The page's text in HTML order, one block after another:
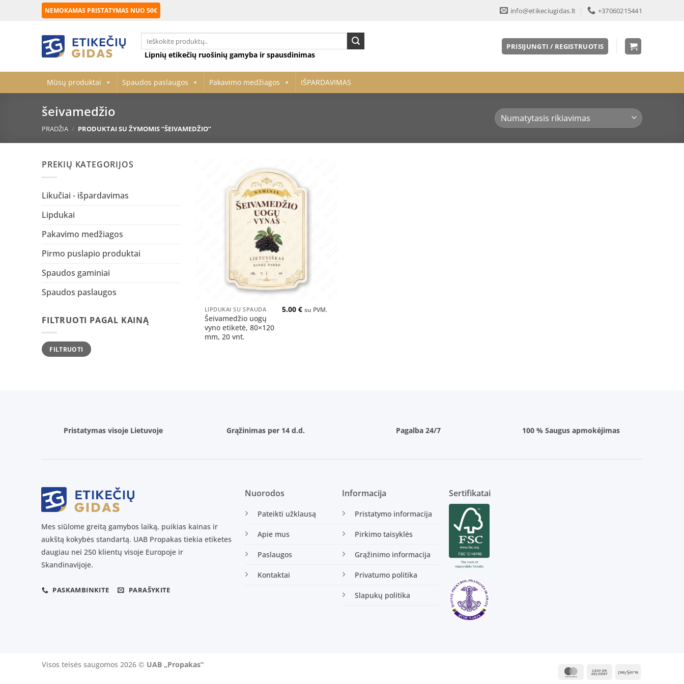
NEMOKAMAS PRISTATYMAS NUO 50€ info@etikeciugidas.lt +37060215441
Ieškoti:
Lipnių etikečių ruošinių gamyba ir spausdinimas
PRISIJUNGTI / REGISTRUOTIS
Mūsų produktai Spaudos paslaugos Pakavimo medžiagos IŠPARDAVIMAS
šeivamedžio
PRADŽIA / PRODUKTAI SU ŽYMOMIS “ŠEIVAMEDŽIO”
PREKIŲ KATEGORIJOS
Likučiai - išpardavimas
Lipdukai
Pakavimo medžiagos
Pirmo puslapio produktai
Spaudos gaminiai
Spaudos paslaugos
FILTRUOTI PAGAL KAINĄ
Min
kaina
Maks
kainaFILTRUOTI
LIPDUKAI SU SPAUDA
Šeivamedžio uogų
vyno etiketė, 80×120
mm, 20 vnt.
5.00 € su PVM.
Pristatymas visoje Lietuvoje Grąžinimas per 14 d.d. Pagalba 24/7 100 % Saugus apmokėjimas
Mes siūlome greitą gamybos laiką, puikias kainas ir
aukštą kokybės standartą. UAB Propakas tiekia etiketes
daugiau nei 250 klientų visoje Europoje ir
Skandinavijoje.
PASKAMBINKITE PARAŠYKITE
Nuorodos
Pateikti užklausą
Apie mus
Paslaugos
Kontaktai
Informacija
Pristatymo informacija
Pirkimo taisyklės
Grąžinimo informacija
Privatumo politika
Slapukų politika
Sertifikatai
MasterCardCash
Paysera
Visos teisės saugomos 2026 © UAB „Propakas“